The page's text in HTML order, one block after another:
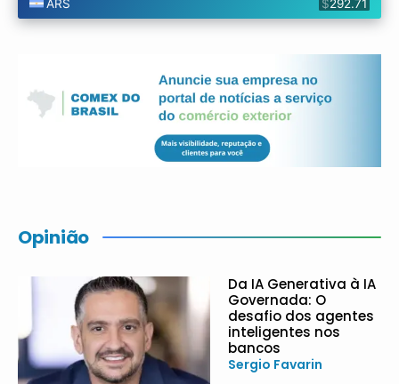
Opinião
Da IA Generativa à IA
Governada: O
desafio dos agentes
inteligentes nos
bancos
Sergio Favarin